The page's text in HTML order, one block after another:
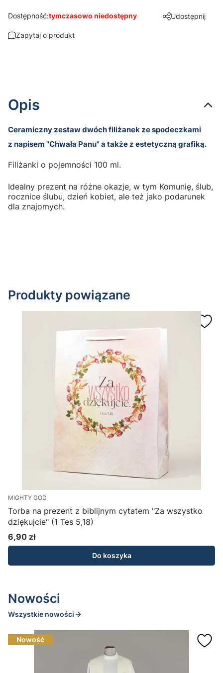
Dostępność:tymczasowo niedostępny Udostępnij
Zapytaj o produkt
Opis
Ceramiczny zestaw dwóch filiżanek ze spodeczkami
z napisem "Chwała Panu" a także z estetyczną grafiką.
Filiżanki o pojemności 100 ml.
Idealny prezent na różne okazje, w tym Komunię, ślub,
rocznice ślubu, dzień kobiet, ale też jako podarunek
dla znajomych.
Produkty powiązane
MIGHTY GOD
Torba na prezent z biblijnym cytatem "Za wszystko
dziękujcie" (1 Tes 5,18)
Cena
6,90 zł
Do koszyka
Nowości
Wszystkie nowości
Nowość